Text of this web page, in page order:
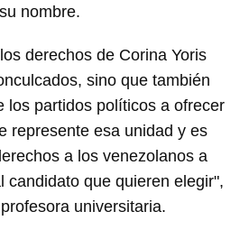
nombre.
derechos de Corina Yoris
sino que también
los partidos políticos a ofrecer
represente esa unidad y es
a los venezolanos a
candidato que quieren elegir",
universitaria.